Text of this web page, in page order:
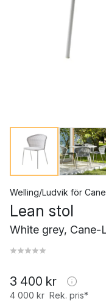
Welling/Ludvik för
Lean stol
White grey, Cane-
3 400 kr
4 000 kr Rek. pris*